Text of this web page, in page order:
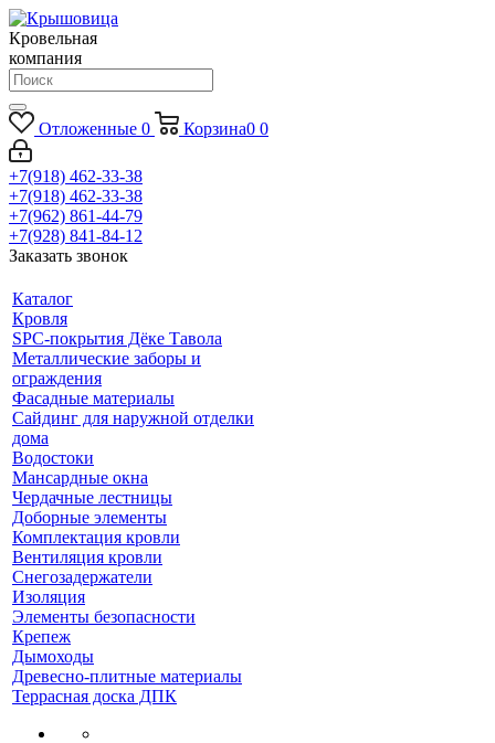
Кровельная
компания
Отложенные 0 Корзина0 0
+7(918) 462-33-38
+7(918) 462-33-38
+7(962) 861-44-79
+7(928) 841-84-12
Заказать звонок
Каталог
Кровля
SPC-покрытия Дёке Тавола
Металлические заборы и
ограждения
Фасадные материалы
Сайдинг для наружной отделки
дома
Водостоки
Мансардные окна
Чердачные лестницы
Доборные элементы
Комплектация кровли
Вентиляция кровли
Снегозадержатели
Изоляция
Элементы безопасности
Крепеж
Дымоходы
Древесно-плитные материалы
Террасная доска ДПК